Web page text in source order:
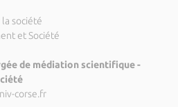
société
et Société
de médiation scientifique -
corse.fr